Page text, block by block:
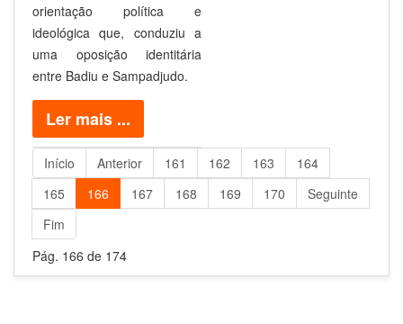
orientação política e
ideológica que, conduziu a
uma oposição identitária
entre Badiu e Sampadjudo.
Ler mais ...
Início Anterior 161 162 163
164
165
166 167 168 169 170
Seguinte
Fim
Pág. 166 de 174